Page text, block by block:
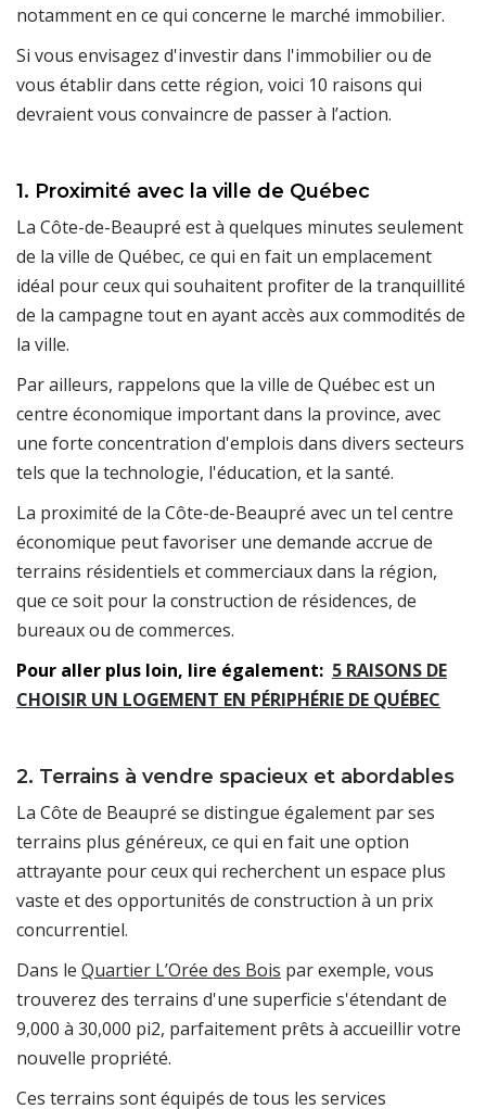
notamment en ce qui concerne le marché immobilier.
Si vous envisagez d'investir dans l'immobilier ou de
vous établir dans cette région, voici 10 raisons qui
devraient vous convaincre de passer à l’action.
1. Proximité avec la ville de Québec
La Côte-de-Beaupré est à quelques minutes seulement
de la ville de Québec, ce qui en fait un emplacement
idéal pour ceux qui souhaitent profiter de la tranquillité
de la campagne tout en ayant accès aux commodités de
la ville.
Par ailleurs, rappelons que la ville de Québec est un
centre économique important dans la province, avec
une forte concentration d'emplois dans divers secteurs
tels que la technologie, l'éducation, et la santé.
La proximité de la Côte-de-Beaupré avec un tel centre
économique peut favoriser une demande accrue de
terrains résidentiels et commerciaux dans la région,
que ce soit pour la construction de résidences, de
bureaux ou de commerces.
Pour aller plus loin, lire également: 5 RAISONS DE
CHOISIR UN LOGEMENT EN PÉRIPHÉRIE DE QUÉBEC
2. Terrains à vendre spacieux et abordables
La Côte de Beaupré se distingue également par ses
terrains plus généreux, ce qui en fait une option
attrayante pour ceux qui recherchent un espace plus
vaste et des opportunités de construction à un prix
concurrentiel.
Dans le Quartier L’Orée des Bois par exemple, vous
trouverez des terrains d'une superficie s'étendant de
9,000 à 30,000 pi2, parfaitement prêts à accueillir votre
nouvelle propriété.
Ces terrains sont équipés de tous les services